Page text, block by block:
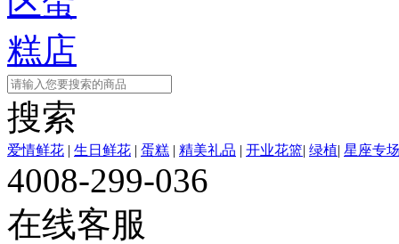
搜索
爱情鲜花 | 生日鲜花 | 蛋糕 | 精美礼品 | 开业花篮| 绿植| 星座专
4008-299-036
在线客服